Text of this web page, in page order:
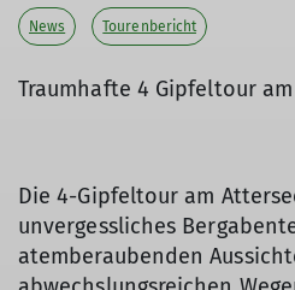
News Tourenbericht
Traumhafte 4 Gipfeltour
Die 4-Gipfeltour am
unvergessliches
atemberaubenden